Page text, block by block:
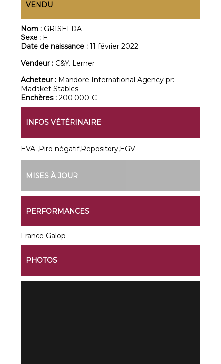
VENDU
Nom : GRISELDA
Sexe : F.
Date de naissance :11 février 2022
Vendeur : C&Y. Lerner
Acheteur : Mandore International Agency pr:
Madaket Stables
Enchères :200 000 €
INFOS VÉTÉRINAIRE
EVA-,Piro négatif,Repository,EGV
MISES À JOUR
PERFORMANCES
France Galop
PHOTOS